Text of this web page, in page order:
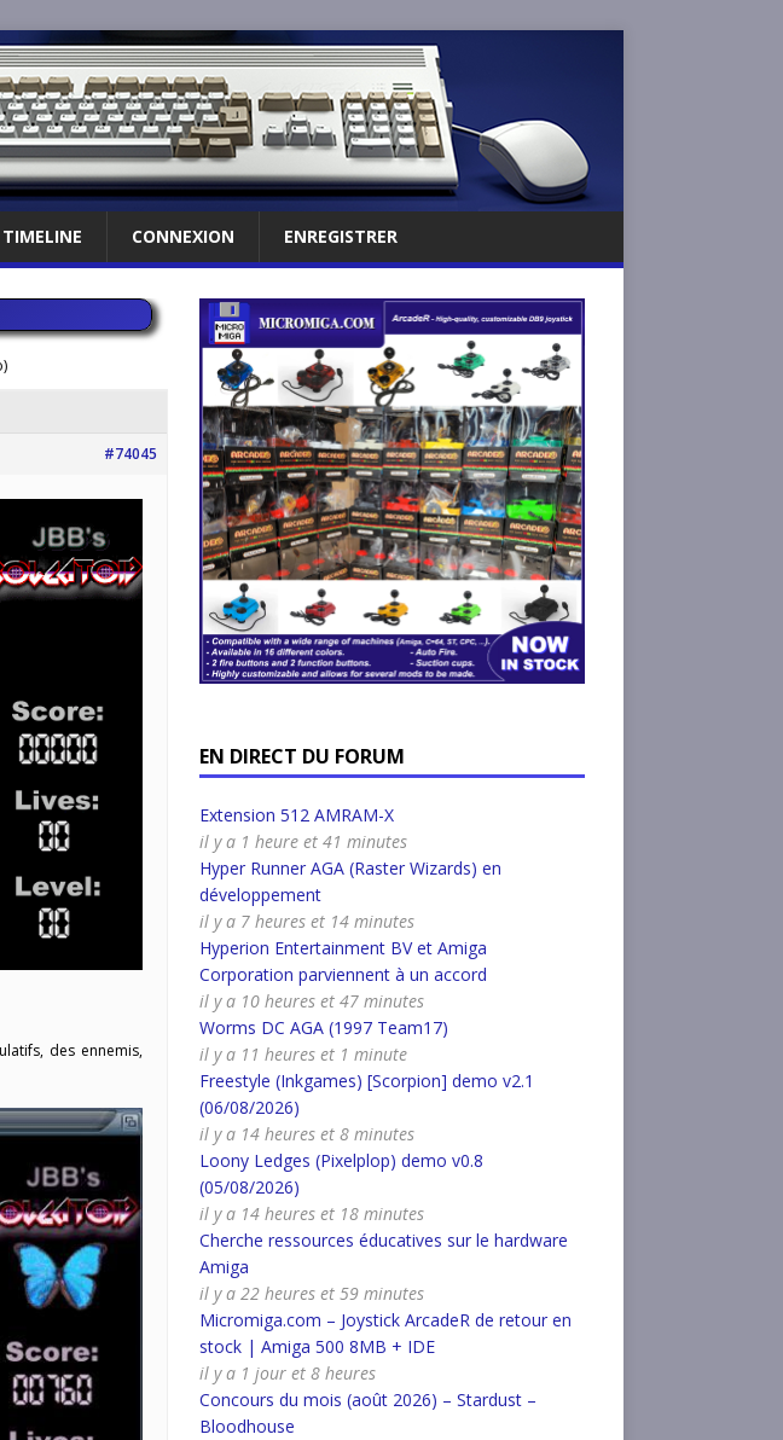
TIMELINE CONNEXION ENREGISTRER
#74045
des ennemis,
EN DIRECT DU FORUM
Extension 512 AMRAM-X
il y a 1 heure et 41 minutes
Hyper Runner AGA (Raster Wizards) en
développement
il y a 7 heures et 14 minutes
Hyperion Entertainment BV et Amiga
Corporation parviennent à un accord
il y a 10 heures et 47 minutes
Worms DC AGA (1997 Team17)
il y a 11 heures et 1 minute
Freestyle (Inkgames) [Scorpion] demo v2.1
(06/08/2026)
il y a 14 heures et 8 minutes
Loony Ledges (Pixelplop) demo v0.8
(05/08/2026)
il y a 14 heures et 18 minutes
Cherche ressources éducatives sur le hardware
Amiga
il y a 22 heures et 59 minutes
Micromiga.com – Joystick ArcadeR de retour en
stock | Amiga 500 8MB + IDE
il y a 1 jour et 8 heures
Concours du mois (août 2026) – Stardust –
Bloodhouse